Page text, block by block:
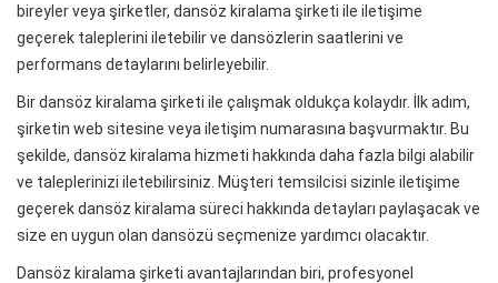
bireyler veya şirketler, dansöz kiralama şirketi ile iletişime
geçerek taleplerini iletebilir ve dansözlerin saatlerini ve
performans detaylarını belirleyebilir.
Bir dansöz kiralama şirketi ile çalışmak oldukça kolaydır. İlk adım,
şirketin web sitesine veya iletişim numarasına başvurmaktır. Bu
şekilde, dansöz kiralama hizmeti hakkında daha fazla bilgi alabilir
ve taleplerinizi iletebilirsiniz. Müşteri temsilcisi sizinle iletişime
geçerek dansöz kiralama süreci hakkında detayları paylaşacak ve
size en uygun olan dansözü seçmenize yardımcı olacaktır.
Dansöz kiralama şirketi avantajlarından biri, profesyonel